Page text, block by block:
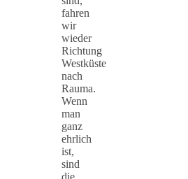
fahren
wir
wieder
Richtung
Westküste
nach
Rauma.
Wenn
man
ganz
ehrlich
ist,
sind